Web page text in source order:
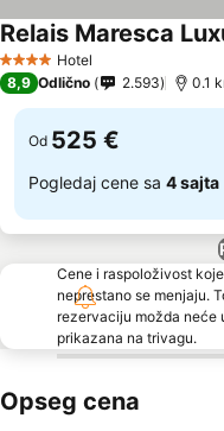
4 ZvezdiceHotel
Relais Maresca
8,9 Odlično 2.593 0.1
Od 525 €
Pogledaj cene sa 4 sajta
Cene i raspoloživost
neprestano se menjaju.
rezervaciju možda neće
prikazana na trivagu.
Opseg cena